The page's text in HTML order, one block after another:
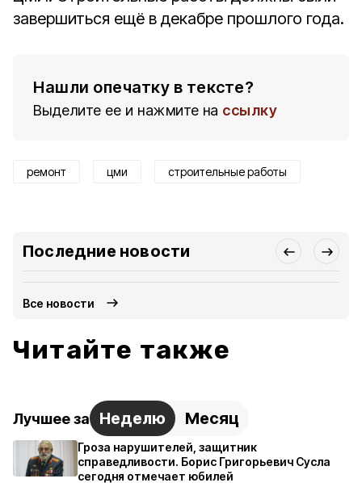
завершиться ещё в декабре прошлого года.
Нашли опечатку в тексте?
Выделите ее и нажмите на ссылку
ремонт цми строительные работы
Последние новости
Все новости
Читайте также
Лучшее за Неделю Месяц
Гроза нарушителей, защитник
справедливости. Борис Григорьевич Сусла
сегодня отмечает юбилей